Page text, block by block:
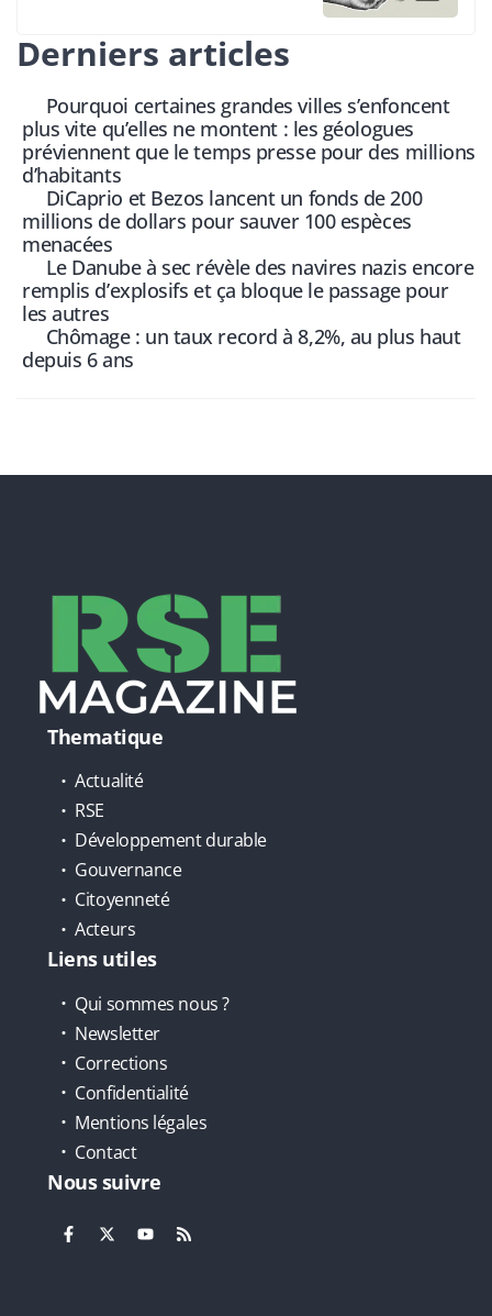
Derniers articles
Pourquoi certaines grandes villes s’enfoncent
plus vite qu’elles ne montent : les géologues
préviennent que le temps presse pour des millions
d’habitants
DiCaprio et Bezos lancent un fonds de 200
millions de dollars pour sauver 100 espèces
menacées
Le Danube à sec révèle des navires nazis encore
remplis d’explosifs et ça bloque le passage pour
les autres
Chômage : un taux record à 8,2%, au plus haut
depuis 6 ans
Thematique
Actualité
RSE
Développement durable
Gouvernance
Citoyenneté
Acteurs
Liens utiles
Qui sommes nous ?
Newsletter
Corrections
Confidentialité
Mentions légales
Contact
Nous suivre